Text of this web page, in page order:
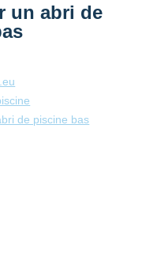
un abri de
de piscine bas